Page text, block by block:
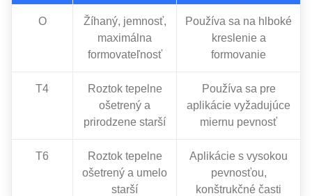
O
Žíhaný, jemnosť,
maximálna
formovateľnosť
Používa sa na hlboké
kreslenie a
formovanie
T4
Roztok tepelne
ošetrený a
prirodzene starší
Používa sa pre
aplikácie vyžadujúce
miernu pevnosť
T6
Roztok tepelne
ošetrený a umelo
starší
Aplikácie s vysokou
pevnosťou,
konštrukčné časti